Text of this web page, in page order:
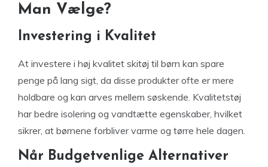
Man Vælge?
Investering i Kvalitet
At investere i høj kvalitet skitøj til børn kan spare
penge på lang sigt, da disse produkter ofte er mere
holdbare og kan arves mellem søskende. Kvalitetstøj
har bedre isolering og vandtætte egenskaber, hvilket
sikrer, at børnene forbliver varme og tørre hele dagen.
Når Budgetvenlige Alternativer